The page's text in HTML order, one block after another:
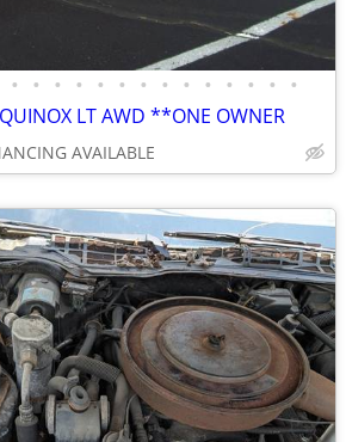
• • • • • • • • • • • • • •
LT AWD **ONE OWNER
AVAILABLE